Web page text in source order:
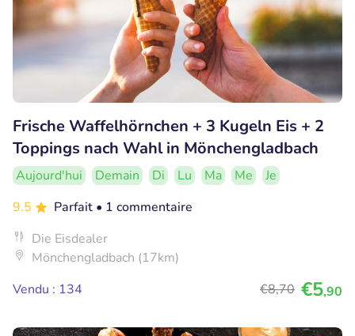
Frische Waffelhörnchen + 3 Kugeln Eis + 2
Toppings nach Wahl in Mönchengladbach
Aujourd'hui Demain Di Lu Ma Me
Je
9.5
Parfait • 1 commentaire
Die Eisdealer
Mönchengladbach (17km)
Vendu : 134
€8,70 €5,90